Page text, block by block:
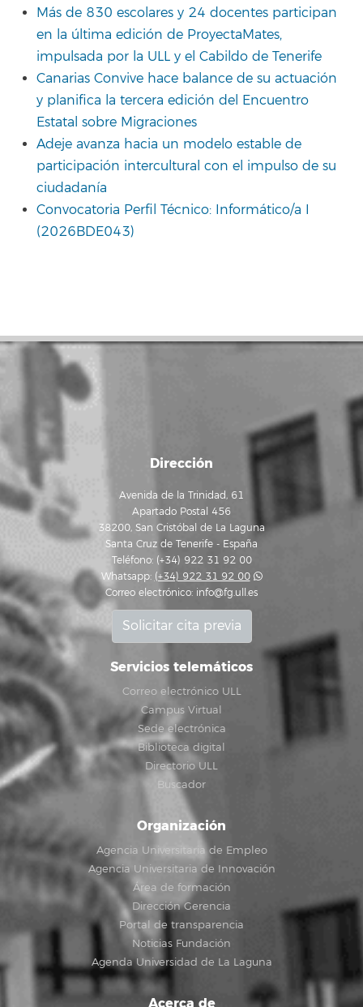
Más de 830 escolares y 24 docentes participan
en la última edición de ProyectaMates,
impulsada por la ULL y el Cabildo de Tenerife
Canarias Convive hace balance de su actuación
y planifica la tercera edición del Encuentro
Estatal sobre Migraciones
Adeje avanza hacia un modelo estable de
participación intercultural con el impulso de su
ciudadanía
Convocatoria Perfil Técnico: Informático/a I
(2026BDE043)
Dirección
Avenida de la Trinidad, 61
Apartado Postal 456
38200, San Cristóbal de La Laguna
Santa Cruz de Tenerife - España
Teléfono: (+34) 922 31 92 00
Whatsapp: (+34) 922 31 92 00
Correo electrónico: info@fg.ull.es
Solicitar cita previa
Servicios telemáticos
Correo electrónico ULL
Campus Virtual
Sede electrónica
Biblioteca digital
Directorio ULL
Buscador
Organización
Agencia Universitaria de Empleo
Agencia Universitaria de Innovación
Área de formación
Dirección Gerencia
Portal de transparencia
Noticias Fundación
Agenda Universidad de La Laguna
Acerca de